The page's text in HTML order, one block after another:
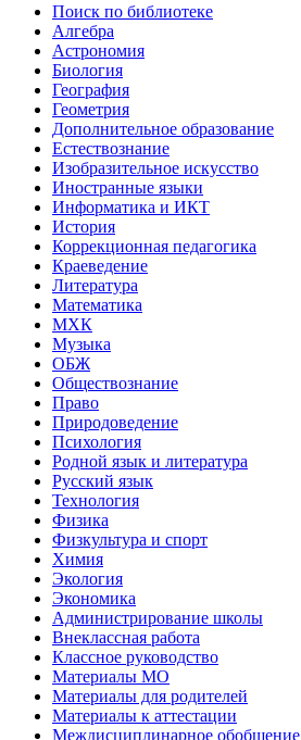
Поиск по библиотеке
Алгебра
Астрономия
Биология
География
Геометрия
Дополнительное образование
Естествознание
Изобразительное искусство
Иностранные языки
Информатика и ИКТ
История
Коррекционная педагогика
Краеведение
Литература
Математика
МХК
Музыка
ОБЖ
Обществознание
Право
Природоведение
Психология
Родной язык и литература
Русский язык
Технология
Физика
Физкультура и спорт
Химия
Экология
Экономика
Администрирование школы
Внеклассная работа
Классное руководство
Материалы МО
Материалы для родителей
Материалы к аттестации
Междисциплинарное обобщение